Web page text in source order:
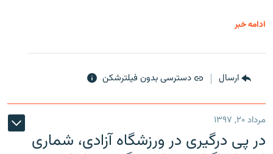
ادامه خبر
ارسال دسترسی بدون فیلترشکن
مرداد ۲۰, ۱۳۹۷
در پی درگیری در ورزشگاه آزادی، شماری